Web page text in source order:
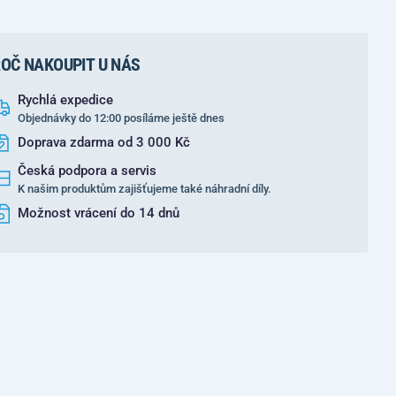
NAKOUPIT U NÁS
Rychlá expedice
Objednávky do 12:00 posíláme ještě dnes
Doprava zdarma od 3 000 Kč
Česká podpora a servis
K našim produktům zajišťujeme také náhradní díly.
Možnost vrácení do 14 dnů